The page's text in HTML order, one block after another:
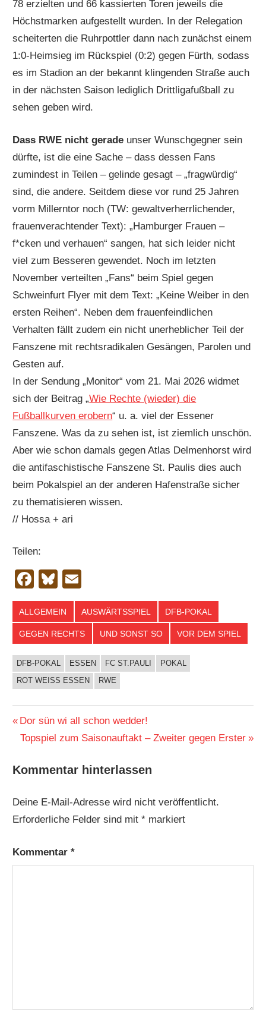
78 erzielten und 66 kassierten Toren jeweils die
Höchstmarken aufgestellt wurden. In der Relegation
scheiterten die Ruhrpottler dann nach zunächst einem
1:0-Heimsieg im Rückspiel (0:2) gegen Fürth, sodass
es im Stadion an der bekannt klingenden Straße auch
in der nächsten Saison lediglich Drittligafußball zu
sehen geben wird.
Dass RWE nicht gerade unser Wunschgegner sein
dürfte, ist die eine Sache – dass dessen Fans
zumindest in Teilen – gelinde gesagt – „fragwürdig“
sind, die andere. Seitdem diese vor rund 25 Jahren
vorm Millerntor noch (TW: gewaltverherrlichender,
frauenverachtender Text): „Hamburger Frauen –
f*cken und verhauen“ sangen, hat sich leider nicht
viel zum Besseren gewendet. Noch im letzten
November verteilten „Fans“ beim Spiel gegen
Schweinfurt Flyer mit dem Text: „Keine Weiber in den
ersten Reihen“. Neben dem frauenfeindlichen
Verhalten fällt zudem ein nicht unerheblicher Teil der
Fanszene mit rechtsradikalen Gesängen, Parolen und
Gesten auf.
In der Sendung „Monitor“ vom 21. Mai 2026 widmet
sich der Beitrag „Wie Rechte (wieder) die
Fußballkurven erobern“ u. a. viel der Essener
Fanszene. Was da zu sehen ist, ist ziemlich unschön.
Aber wie schon damals gegen Atlas Delmenhorst wird
die antifaschistische Fanszene St. Paulis dies auch
beim Pokalspiel an der anderen Hafenstraße sicher
zu thematisieren wissen.
// Hossa + ari
Teilen:
Facebook
Bluesky
ALLGEMEIN AUSWÄRTSSPIEL DFB-POKAL
GEGEN RECHTS UND SONST SO VOR DEM SPIEL
DFB-POKAL ESSEN FC ST.PAULI
POKAL
ROT WEISS ESSEN
RWE
Beitragsnavigation
Vorheriger
Beitrag:
Dor sün wi all schon wedder!
Nächster
Topspiel zum Saisonauftakt – Zweiter gegen Erster
Kommentar hinterlassen
Deine E-Mail-Adresse wird nicht veröffentlicht.
Erforderliche Felder sind mit* markiert
Kommentar*